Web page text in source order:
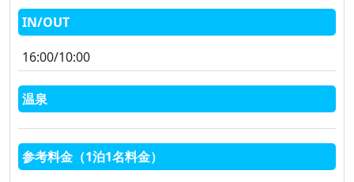
IN/OUT
16:00/10:00
温泉
参考料金（1泊1名料金）